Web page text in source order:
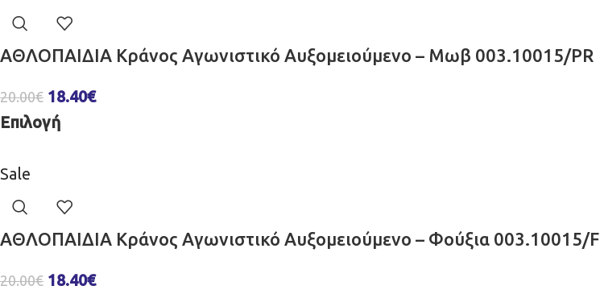
ΑΘΛΟΠΑΙΔΙΑ Κράνος Aγωνιστικό Αυξομειούμενο – Μωβ 003.10015/PR
20.00€ 18.40€
Επιλογή
Sale
ΑΘΛΟΠΑΙΔΙΑ Κράνος Aγωνιστικό Αυξομειούμενο – Φούξια 003.10015/F
20.00€ 18.40€